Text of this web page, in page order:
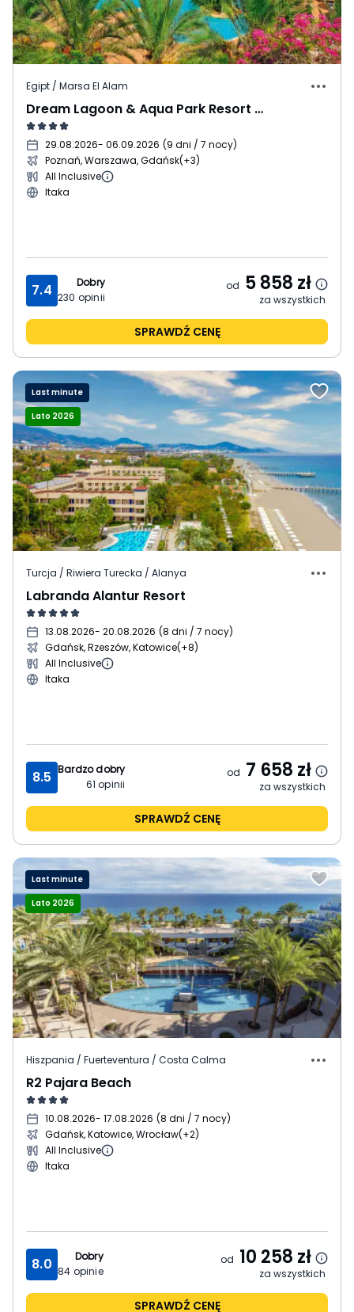
Egipt / Marsa El Alam
Dream Lagoon & Aqua Park Resort (ex. Floriana Dream Lagoon)
29.08.2026- 06.09.2026 (9 dni / 7 nocy)
Poznań, Warszawa, Gdańsk(+3)
All Inclusive
Itaka
7.4
Dobry
230 opinii
od 5 858 zł
za wszystkich
SPRAWDŹ CENĘ
Last minute
Lato 2026
Turcja / Riwiera Turecka / Alanya
Labranda Alantur Resort
13.08.2026- 20.08.2026 (8 dni / 7 nocy)
Gdańsk, Rzeszów, Katowice(+8)
All Inclusive
Itaka
8.5 Bardzo dobry
61 opinii
od 7 658 zł
za wszystkich
SPRAWDŹ CENĘ
Last minute
Lato 2026
Hiszpania / Fuerteventura / Costa Calma
R2 Pajara Beach
10.08.2026- 17.08.2026 (8 dni / 7 nocy)
Gdańsk, Katowice, Wrocław(+2)
All Inclusive
Itaka
8.0
Dobry
84 opinie
od 10 258 zł
za wszystkich
SPRAWDŹ CENĘ